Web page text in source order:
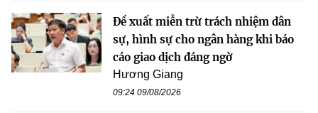
Đề xuất miễn trừ trách nhiệm dân
sự, hình sự cho ngân hàng khi báo
cáo giao dịch đáng ngờ
Hương Giang
09:24 09/08/2026